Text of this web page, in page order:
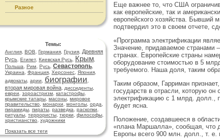
Разное
Темы:
Англия ВОВ Германия Грузия
Древняя
Русь Египет, Киевская Русь Крым
Польша
Рим Русь Севастополь
Украина
Франция Херсонес Япония
адвокаты арии биографии
вторая мировая война диссиденты
евреи
зороастризм катастрофы
крымские татары масоны мировое
правительство
монархи монголы орда
пирамиды пираты разведка раскопки
ритуалы террористы тюрки философы
христианство
художники
Показать все теги
Еще важнее то, что США
как европейские, так и
европейского хозяйства. Бывший
подтвердил это в своем отчете,
«Программа электрификации
Значение, придаваемое странами
странах. Европейские страны
обору­дование стоимостью в 5
требуемого. Наша доля, таким
Таким образом, Гарриман
государств в отрасли, которую
электрификацию с 1 млрд. долл.,
будет ясна.
Положение, создавшееся в
«плана Маршалла», сообщая, что
Европы всего 900 млн. долл., т. е.